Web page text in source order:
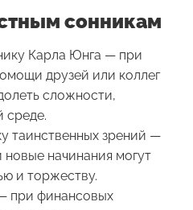
сонникам
Карла Юнга — при
друзей или коллег
сложности,
среде.
таинственных зрений —
начинания могут
и торжеству.
при финансовых